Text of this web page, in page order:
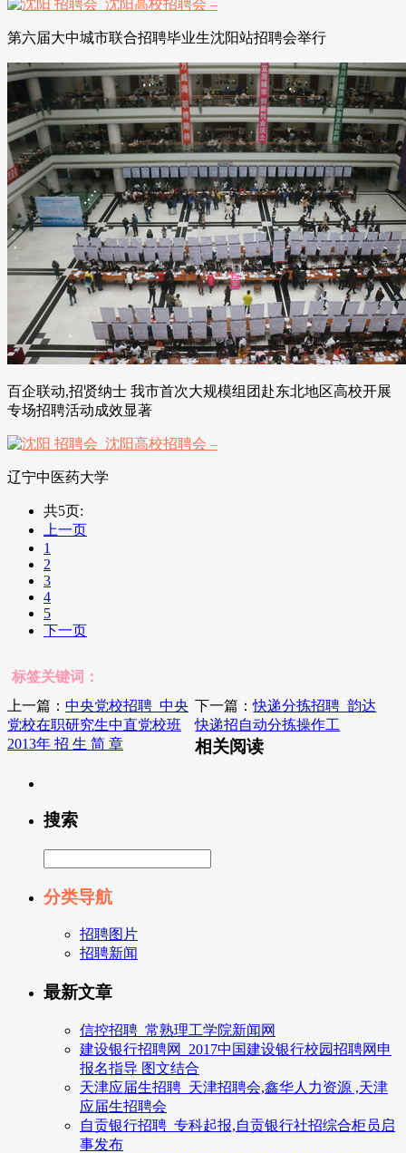
第六届大中城市联合招聘毕业生沈阳站招聘会举行
百企联动,招贤纳士 我市首次大规模组团赴东北地区高校开展
专场招聘活动成效显著
辽宁中医药大学
共5页:
上一页
1
2
3
4
5
下一页
标签关键词：
上一篇： 中央党校招聘_中央
党校在职研究生中直党校班
2013年 招 生 简 章
下一篇：快递分拣招聘_韵达
快递招自动分拣操作工
相关阅读
搜索
分类导航
招聘图片
招聘新闻
最新文章
信控招聘_常熟理工学院新闻网
建设银行招聘网_2017中国建设银行校园招聘网申
报名指导 图文结合
天津应届生招聘_天津招聘会,鑫华人力资源 ,天津
应届生招聘会
自贡银行招聘_专科起报,自贡银行社招综合柜员启
事发布